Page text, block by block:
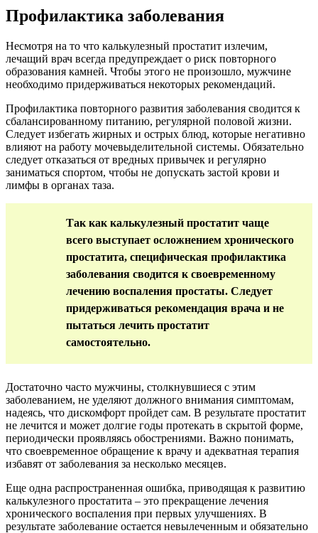
Профилактика заболевания
Несмотря на то что калькулезный простатит излечим,
лечащий врач всегда предупреждает о риск повторного
образования камней. Чтобы этого не произошло, мужчине
необходимо придерживаться некоторых рекомендаций.
Профилактика повторного развития заболевания сводится к
сбалансированному питанию, регулярной половой жизни.
Следует избегать жирных и острых блюд, которые негативно
влияют на работу мочевыделительной системы. Обязательно
следует отказаться от вредных привычек и регулярно
заниматься спортом, чтобы не допускать застой крови и
лимфы в органах таза.
Так как калькулезный простатит чаще
всего выступает осложнением хронического
простатита, специфическая профилактика
заболевания сводится к своевременному
лечению воспаления простаты. Следует
придерживаться рекомендация врача и не
пытаться лечить простатит
самостоятельно.
Достаточно часто мужчины, столкнувшиеся с этим
заболеванием, не уделяют должного внимания симптомам,
надеясь, что дискомфорт пройдет сам. В результате простатит
не лечится и может долгие годы протекать в скрытой форме,
периодически проявляясь обострениями. Важно понимать,
что своевременное обращение к врачу и адекватная терапия
избавят от заболевания за несколько месяцев.
Еще одна распространенная ошибка, приводящая к развитию
калькулезного простатита – это прекращение лечения
хронического воспаления при первых улучшениях. В
результате заболевание остается невылеченным и обязательно